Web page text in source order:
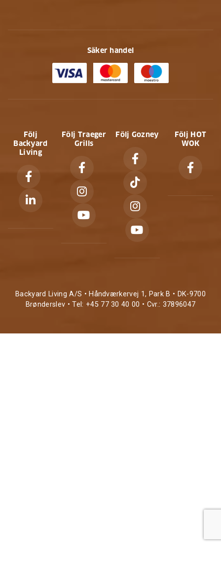
Säker handel
Följ
Backyard
Living
Följ Traeger
Grills
Följ Gozney
Följ HOT
WOK
Backyard Living A/S • Håndværkervej 1, Park B • DK-9700
Brønderslev • Tel: +45 77 30 40 00 • Cvr.: 37896047